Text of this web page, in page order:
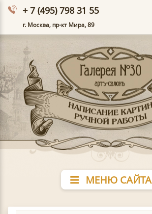
+ 7 (495) 798 31 55
г. Москва, пр-кт Мира, 89
МЕНЮ САЙТА